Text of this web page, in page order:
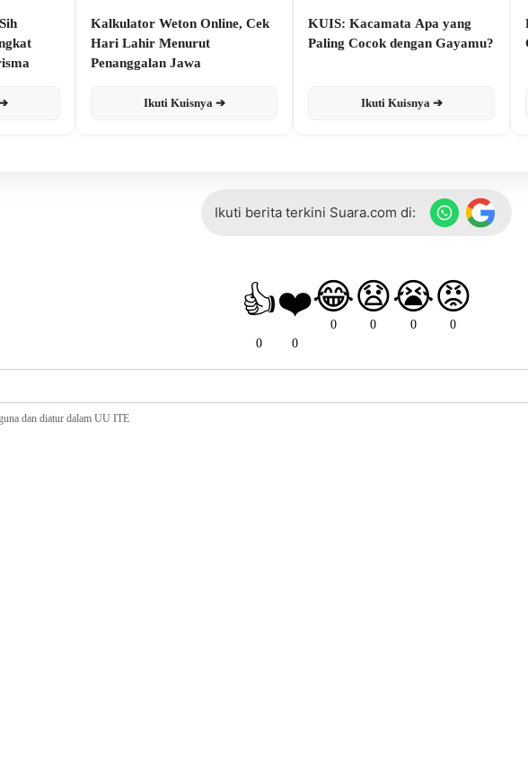
Kalkulator Weton Online, Cek
Hari Lahir Menurut
Penanggalan Jawa
Ikuti Kuisnya ➔
KUIS: Kacamata Apa yang
Paling Cocok dengan Gayamu?
Ikuti Kuisnya ➔
Ikuti berita terkini Suara.com di:
👍
0
❤️
0
😂
0
😧
0
😭
0
😡
0
dan diatur dalam UU ITE